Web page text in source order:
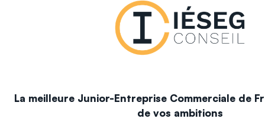
La meilleure Junior-Entreprise Commerciale de
de vos ambitions